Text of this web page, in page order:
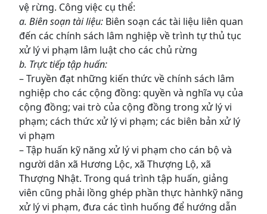
vệ rừng. Công việc cụ thể:
a. Biên soạn tài liệu: Biên soạn các tài liệu liên quan
đến các chính sách lâm nghiệp về trình tự thủ tục
xử lý vi phạm lâm luật cho các chủ rừng
b. Trực tiếp tập huấn:
– Truyền đạt những kiến thức về chính sách lâm
nghiệp cho các cộng đồng: quyền và nghĩa vụ của
cộng đồng; vai trò của cộng đồng trong xử lý vi
phạm; cách thức xử lý vi phạm; các biên bản xử lý
vi phạm
– Tập huấn kỹ năng xử lý vi phạm cho cán bộ và
người dân xã Hương Lộc, xã Thượng Lộ, xã
Thượng Nhật. Trong quá trình tập huấn, giảng
viên cũng phải lồng ghép phần thực hànhkỹ năng
xử lý vi phạm, đưa các tình huống để hướng dẫn